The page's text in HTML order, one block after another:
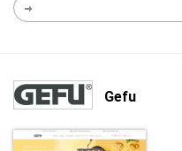
Gefu